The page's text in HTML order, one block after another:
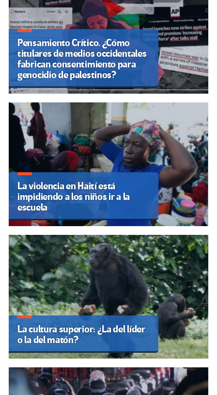
Pensamiento Crítico. ¿Cómo
titulares de medios occidentales
fabrican consentimiento para
genocidio de palestinos?
La violencia en Haití está
impidiendo a los niños ir a la
escuela
La cultura superior: ¿La del líder
o la del matón?